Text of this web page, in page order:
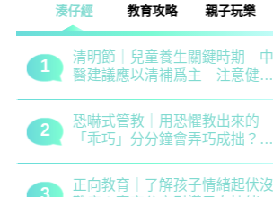
湊仔經 教育攻略 親子玩樂
1
清明節｜兒童養生關鍵時期 中
醫建議應以清補爲主 注意健脾
2
恐嚇式管教｜用恐懼教出來的
「乖巧」分分鐘會弄巧成拙？專
正向教育｜了解孩子情緒起伏沒